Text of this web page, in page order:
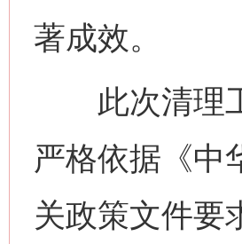
著成效。
此次清理工
严格依据《中
关政策文件要